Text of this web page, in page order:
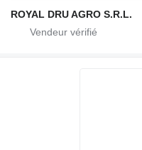
ROYAL DRU AGRO S.R.L.